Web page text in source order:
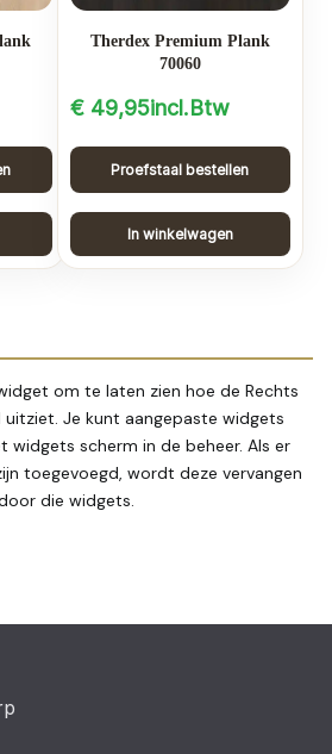
Therdex Premium Plank
70060
€49,95incl.Btw
Proefstaal bestellen
In winkelwagen
om te laten zien hoe de Rechts
uitziet. Je kunt aangepaste widgets
widgets scherm in de beheer. Als er
toegevoegd, wordt deze vervangen
die widgets.